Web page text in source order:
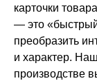
карточки
— это
преобразить
и характер.
производстве